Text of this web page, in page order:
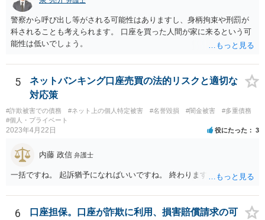
警察から呼び出し等がされる可能性はありますし、身柄拘束や刑罰が
科されることも考えられます。 口座を買った人間が家に来るという可
能性は低いでしょう。
5
ネットバンキング口座売買の法的リスクと適切な
対応策
#詐欺被害での債務 #ネット上の個人特定被害 #名誉毀損 #闇金被害
#多重債務
#個人・プライベート
2023年4月22日 役にたった 3
内藤 政信 弁護士
一括ですね。 起訴猶予になればいいですね。 終わります。
6
口座担保。口座が詐欺に利用、損害賠償請求の可